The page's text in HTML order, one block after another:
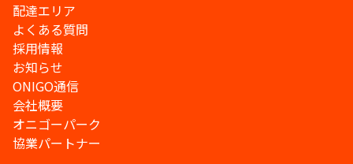
配達エリア
よくある質問
採用情報
お知らせ
ONIGO通信
会社概要
オニゴーパーク
協業パートナー